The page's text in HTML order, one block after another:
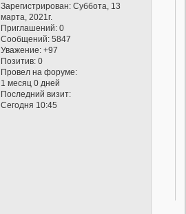
Зарегистрирован: Суббота, 13
марта, 2021г.
Приглашений: 0
Сообщений: 5847
Уважение: +97
Позитив: 0
Провел на форуме:
1 месяц 0 дней
Последний визит:
Сегодня 10:45